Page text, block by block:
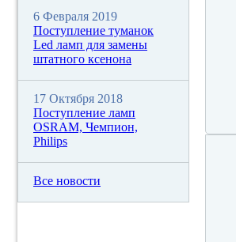
6 Февраля 2019
Поступление туманок
Led ламп для замены
штатного ксенона
17 Октября 2018
Поступление ламп
OSRAM, Чемпион,
Philips
Все новости